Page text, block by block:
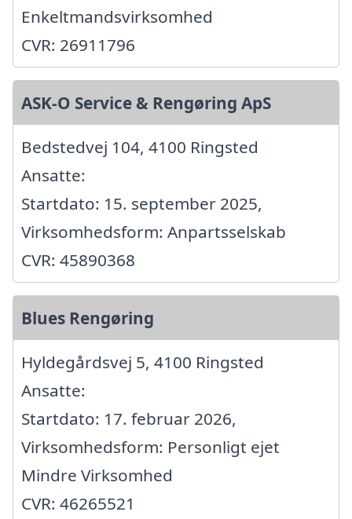
Enkeltmandsvirksomhed
CVR: 26911796
ASK-O Service & Rengøring ApS
Bedstedvej 104, 4100 Ringsted
Ansatte:
Startdato: 15. september 2025,
Virksomhedsform: Anpartsselskab
CVR: 45890368
Blues Rengøring
Hyldegårdsvej 5, 4100 Ringsted
Ansatte:
Startdato: 17. februar 2026,
Virksomhedsform: Personligt ejet
Mindre Virksomhed
CVR: 46265521